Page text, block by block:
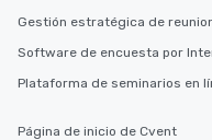
Gestión estratégica de
Software de encuesta por
Plataforma de seminarios en
Página de inicio de Cvent